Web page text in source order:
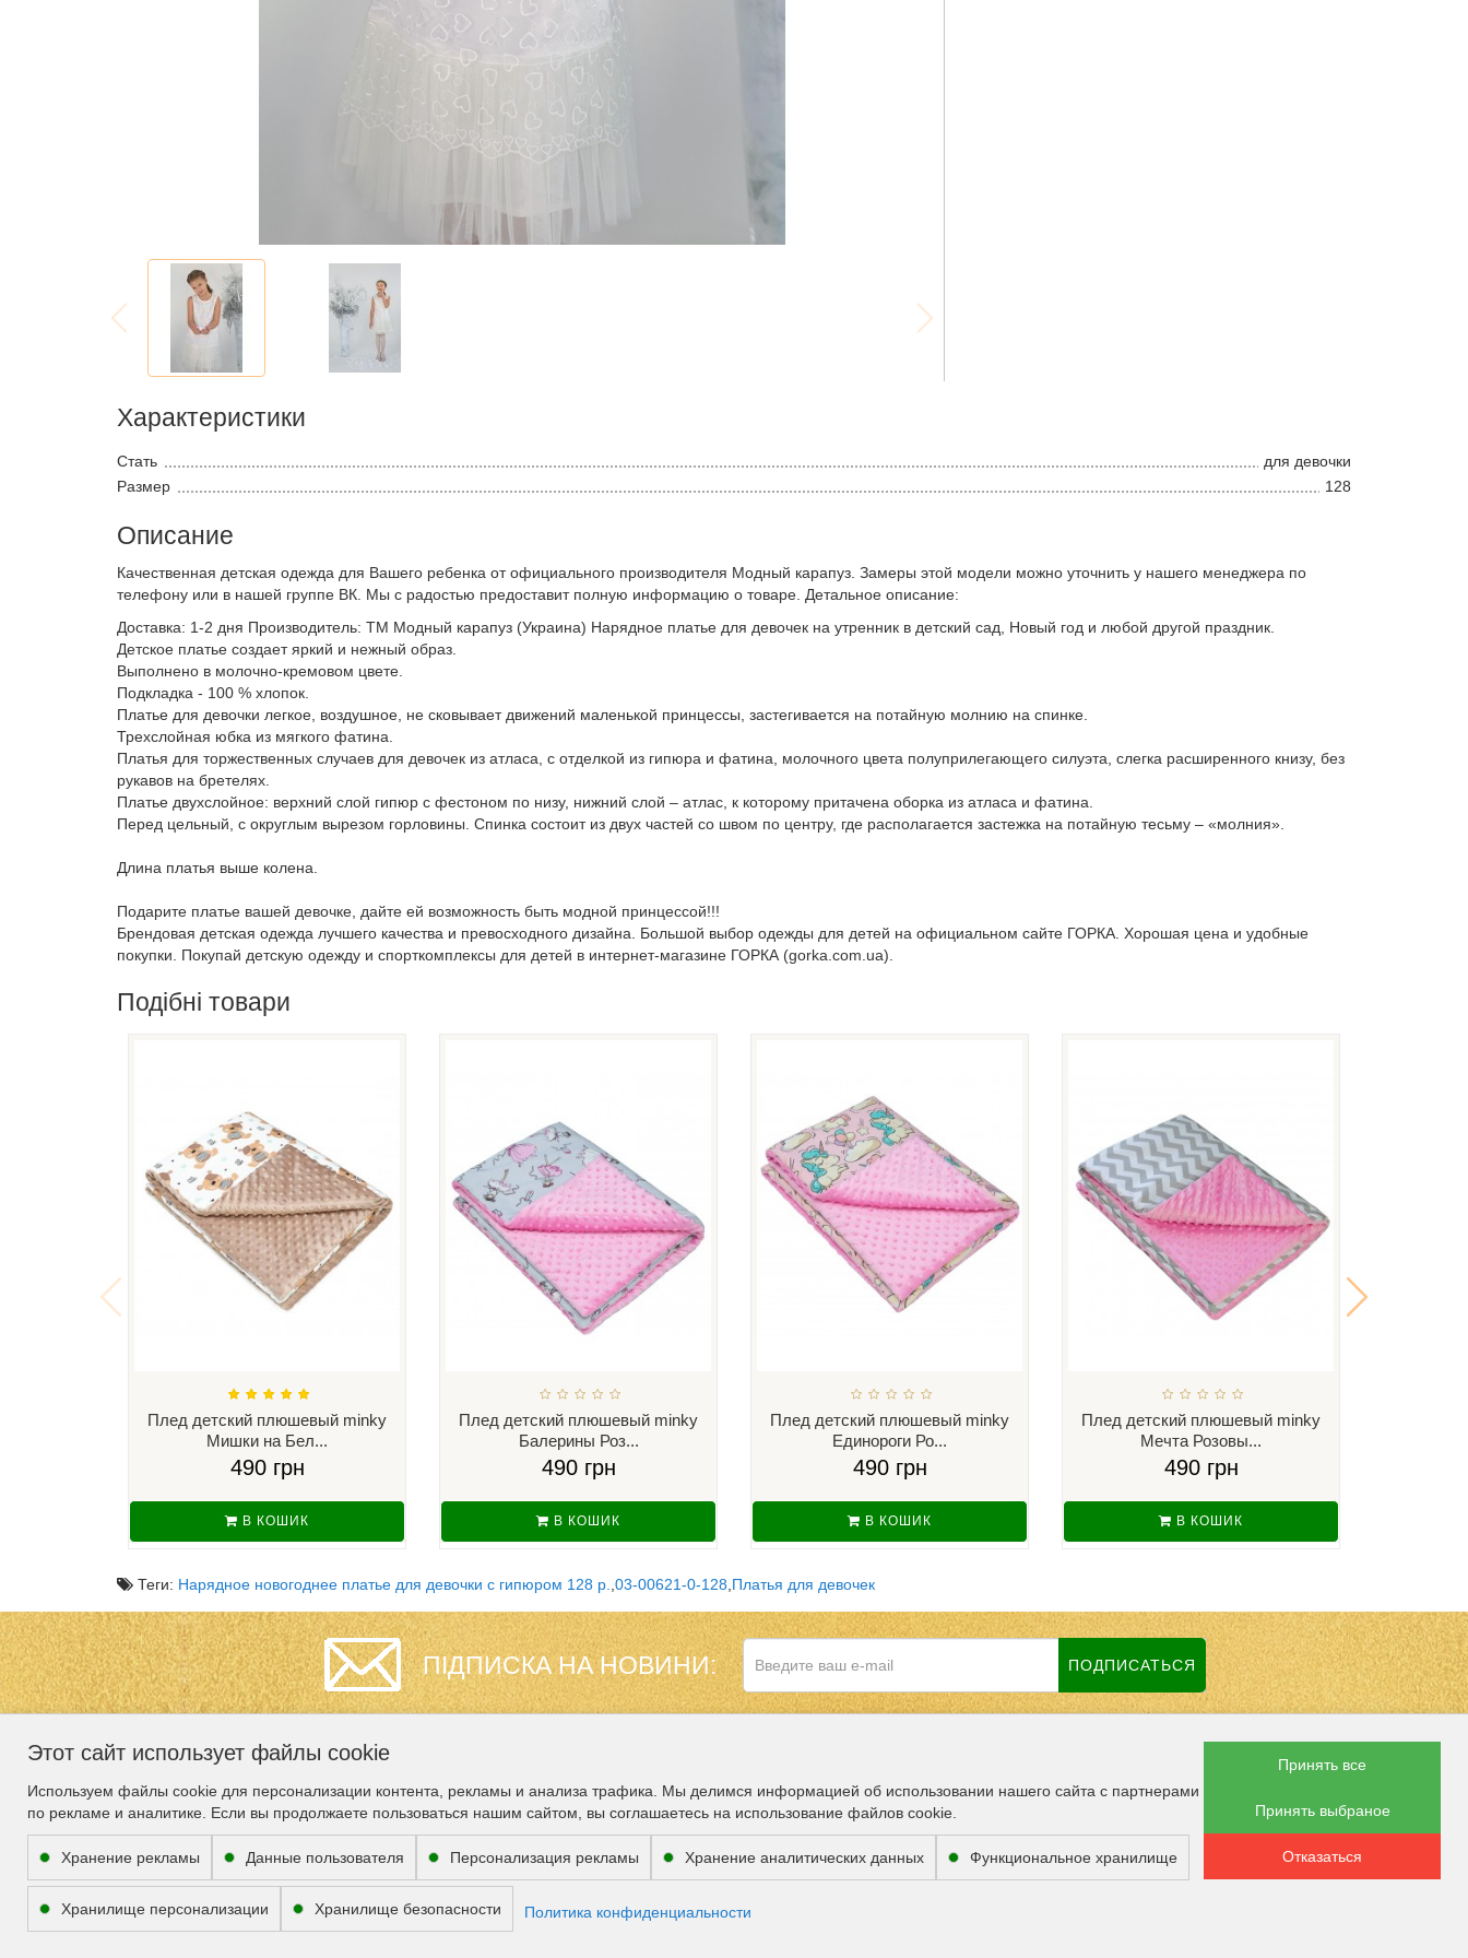
Характеристики
Стать
для девочки
Размер
128
Описание
Качественная детская одежда для Вашего ребенка от официального производителя Модный карапуз. Замеры этой модели можно уточнить у нашего менеджера по
телефону или в нашей группе ВК. Мы с радостью предоставит полную информацию о товаре. Детальное описание:
Доставка: 1-2 дня Производитель: ТМ Модный карапуз (Украина) Нарядное платье для девочек на утренник в детский сад, Новый год и любой другой праздник.
Детское платье создает яркий и нежный образ.
Выполнено в молочно-кремовом цвете.
Подкладка - 100 % хлопок.
Платье для девочки легкое, воздушное, не сковывает движений маленькой принцессы, застегивается на потайную молнию на спинке.
Трехслойная юбка из мягкого фатина.
Платья для торжественных случаев для девочек из атласа, с отделкой из гипюра и фатина, молочного цвета полуприлегающего силуэта, слегка расширенного книзу, без
рукавов на бретелях.
Платье двухслойное: верхний слой гипюр с фестоном по низу, нижний слой – атлас, к которому притачена оборка из атласа и фатина.
Перед цельный, с округлым вырезом горловины. Спинка состоит из двух частей со швом по центру, где располагается застежка на потайную тесьму – «молния».
Длина платья выше колена.
Подарите платье вашей девочке, дайте ей возможность быть модной принцессой!!!
Брендовая детская одежда лучшего качества и превосходного дизайна. Большой выбор одежды для детей на официальном сайте ГОРКА. Хорошая цена и удобные
покупки. Покупай детскую одежду и спорткомплексы для детей в интернет-магазине ГОРКА (gorka.com.ua).
Подібні товари
Плед детский плюшевый minky
Мишки на Бел...
490 грн
В КОШИК
Плед детский плюшевый minky
Балерины Роз...
490 грн
В КОШИК
Плед детский плюшевый minky
Единороги Ро...
490 грн
В КОШИК
Плед детский плюшевый minky
Мечта Розовы...
490 грн
В КОШИК
Теги: Нарядное новогоднее платье для девочки с гипюром 128 р. 03-00621-0-128 Платья для девочек
ПІДПИСКА НА НОВИНИ: ПОДПИСАТЬСЯ
Гарантия
Доставка
Сотрудничество
Условия соглашения
Возврат товара
ПОДДЕРЖКИ
Карта сайта
Связаться с нами
Партнёры
ВОЗМОЖНОСТЬ ОПЛАТЫ
Этот сайт использует файлы cookie
Используем файлы cookie для персонализации контента, рекламы и анализа трафика. Мы делимся информацией об использовании нашего сайта с партнерами
по рекламе и аналитике. Если вы продолжаете пользоваться нашим сайтом, вы соглашаетесь на использование файлов cookie.
Хранение рекламы Данные пользователя Персонализация рекламы Хранение аналитических данных Функциональное хранилище
Хранилище персонализации Хранилище безопасности Политика конфиденциальности
Принять все
Принять выбраное
Отказаться